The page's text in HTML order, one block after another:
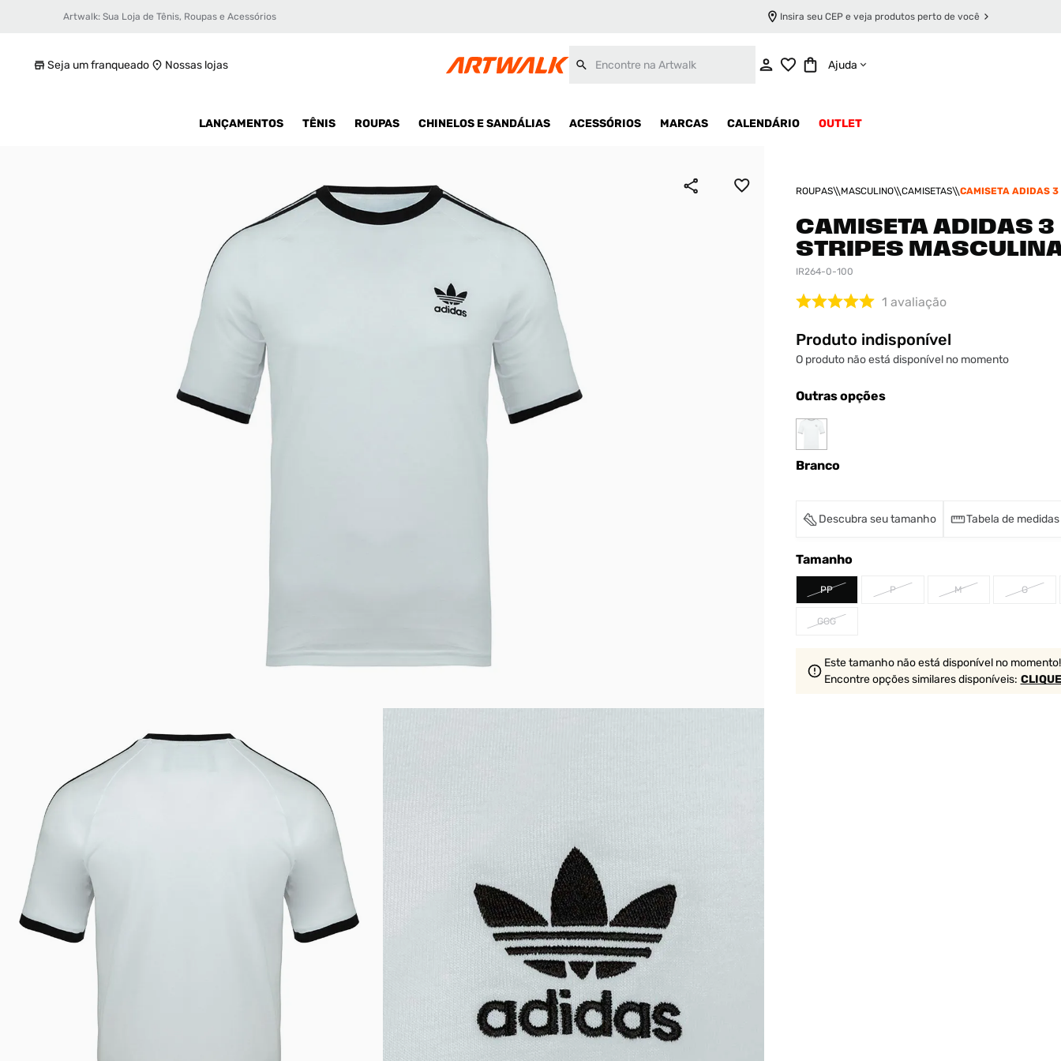
Artwalk: Sua Loja de Tênis, Roupas e Acessórios Insira seu CEP e veja produtos perto de você
Seja um franqueado Nossas lojas Ajuda
LANÇAMENTOS TÊNIS ROUPAS CHINELOS E SANDÁLIAS ACESSÓRIOS MARCAS CALENDÁRIO OUTLET
ROUPAS MASCULINO CAMISETAS
CAMISETA ADIDAS 3
CAMISETA ADIDAS 3
STRIPES
IR264-0-100
1 avaliação
Produto indisponível
O produto não está disponível no momento
Outras opções
Branco
Descubra seu tamanho Tabela de medidas
Tamanho
PP P M G
GGG
Este tamanho não está disponível no momento!
Encontre opções similaresdisponíveis:
Camiseta adidas 3 Stripes Masculina